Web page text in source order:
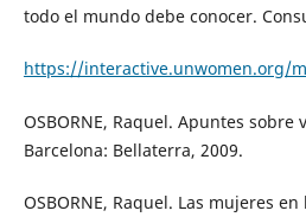
todo el mundo debe conocer.
https://interactive.unwomen.org/
OSBORNE, Raquel. Apuntes sobre
Barcelona: Bellaterra, 2009.
OSBORNE, Raquel. Las mujeres